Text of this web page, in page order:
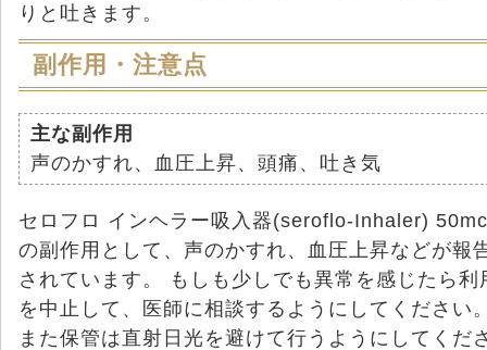
りと吐きます。
副作用・注意点
主な副作用
声のかすれ、血圧上昇、頭痛、吐き気
セロフロ インヘラー吸入器(seroflo-Inhaler)
の副作用として、声のかすれ、血圧上昇などが報
されています。 もしも少しでも異常を感じたら利
を中止して、医師に相談するようにしてください
また保管は直射日光を避けて行うようにしてくだ